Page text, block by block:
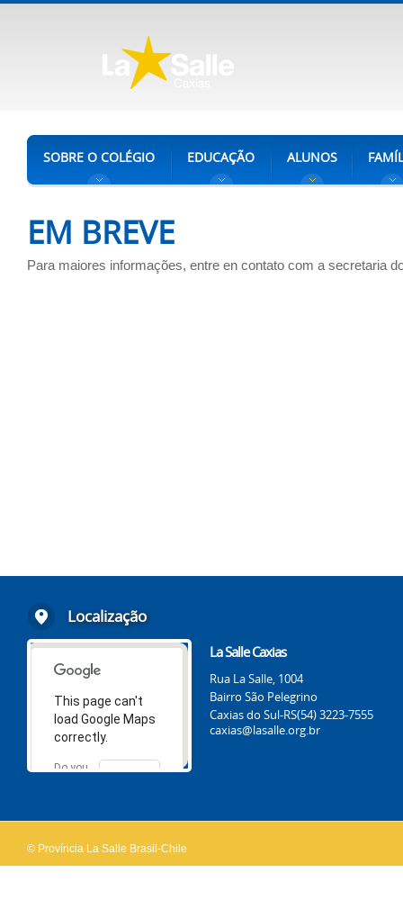
SOBRE O COLÉGIO EDUCAÇÃO ALUNOS
EM BREVE
Para maiores informações, entre en contato com a secretaria
Localização
This page can't
load Google Maps
correctly.
Do you
OK
La Salle Caxias
Rua La Salle, 1004
Bairro São Pelegrino
Caxias do Sul-RS(54) 3223-7555
caxias@lasalle.org.br
© Província La Salle Brasil-Chile